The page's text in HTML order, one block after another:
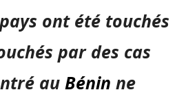
ont été touchés
par des cas
au Bénin ne